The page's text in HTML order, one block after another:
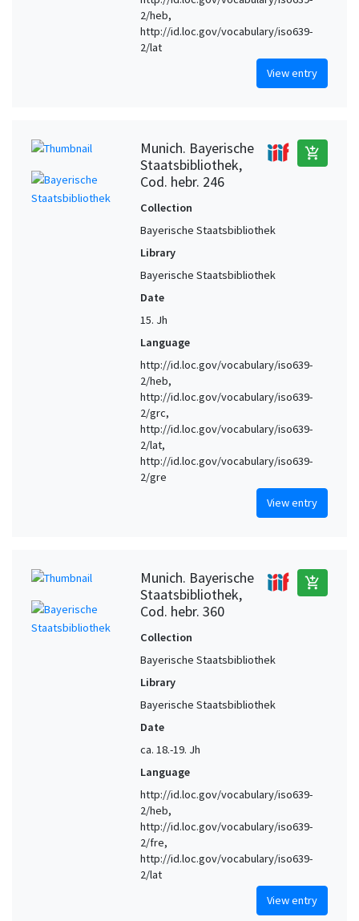
2/heb,
http://id.loc.gov/vocabulary/iso639-
2/lat
View entry
Munich. Bayerische
Staatsbibliothek,
Cod. hebr. 246
add_shopping_cart
Collection
Bayerische Staatsbibliothek
Library
Bayerische Staatsbibliothek
Date
15. Jh
Language
http://id.loc.gov/vocabulary/iso639-
2/heb,
http://id.loc.gov/vocabulary/iso639-
2/grc,
http://id.loc.gov/vocabulary/iso639-
2/lat,
http://id.loc.gov/vocabulary/iso639-
2/gre
View entry
Munich. Bayerische
Staatsbibliothek,
Cod. hebr. 360
add_shopping_cart
Collection
Bayerische Staatsbibliothek
Library
Bayerische Staatsbibliothek
Date
ca. 18.-19. Jh
Language
http://id.loc.gov/vocabulary/iso639-
2/heb,
http://id.loc.gov/vocabulary/iso639-
2/fre,
http://id.loc.gov/vocabulary/iso639-
2/lat
View entry